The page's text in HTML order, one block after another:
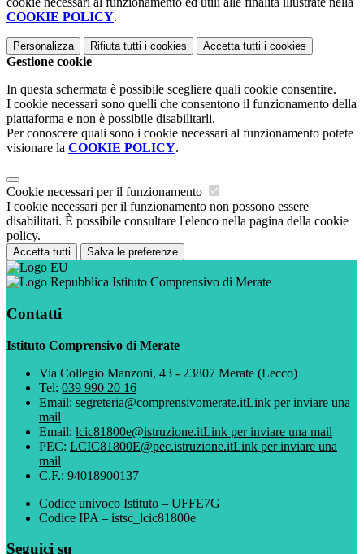
COOKIE POLICY.
Personalizza Rifiuta tutti i cookies Accetta tutti i cookies
Gestione cookie
In questa schermata è possibile scegliere quali cookie consentire.
I cookie necessari sono quelli che consentono il funzionamento della
piattaforma e non è possibile disabilitarli.
Per conoscere quali sono i cookie necessari al funzionamento potete
visionare la COOKIE POLICY.
Cookie necessari per il funzionamento
I cookie necessari per il funzionamento non possono essere
disabilitati. È possibile consultare l'elenco nella pagina della cookie
policy.
Accetta tutti Salva le preferenze
Istituto Comprensivo di Merate
Contatti
Istituto Comprensivo di Merate
Via Collegio Manzoni, 43 - 23807 Merate (Lecco)
Tel: 039 990 20 16
Email: segreteria@comprensivomerate.itLink per inviare una
mail
Email: lcic81800e@istruzione.itLink per inviare una mail
PEC: LCIC81800E@pec.istruzione.itLink per inviare una
mail
C.F.: 94018900137
Codice univoco Istituto – UFFE7G
Codice IPA – istsc_lcic81800e
Seguici su